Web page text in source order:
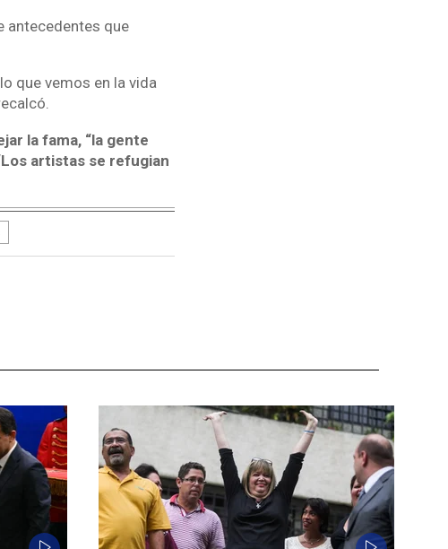
antecedentes que
que vemos en la vida
la fama, “la gente
artistas se refugian